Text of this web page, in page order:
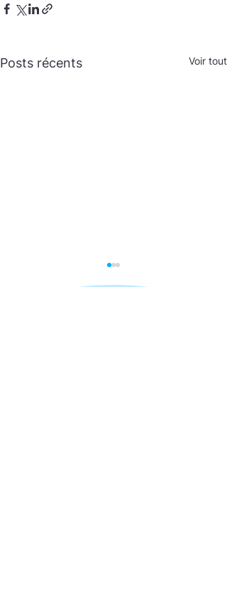
Posts récents Voir tout